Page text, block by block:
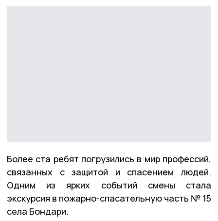
Более ста ребят погрузились в мир профессий,
связанных с защитой и спасением людей.
Одним из ярких событий смены стала
экскурсия в пожарно-спасательную часть № 15
села Бондари.